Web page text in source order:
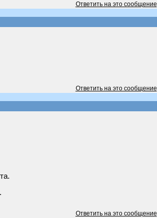
Ответить на это сообщение
Ответить на это сообщение
Ответить на это сообщение